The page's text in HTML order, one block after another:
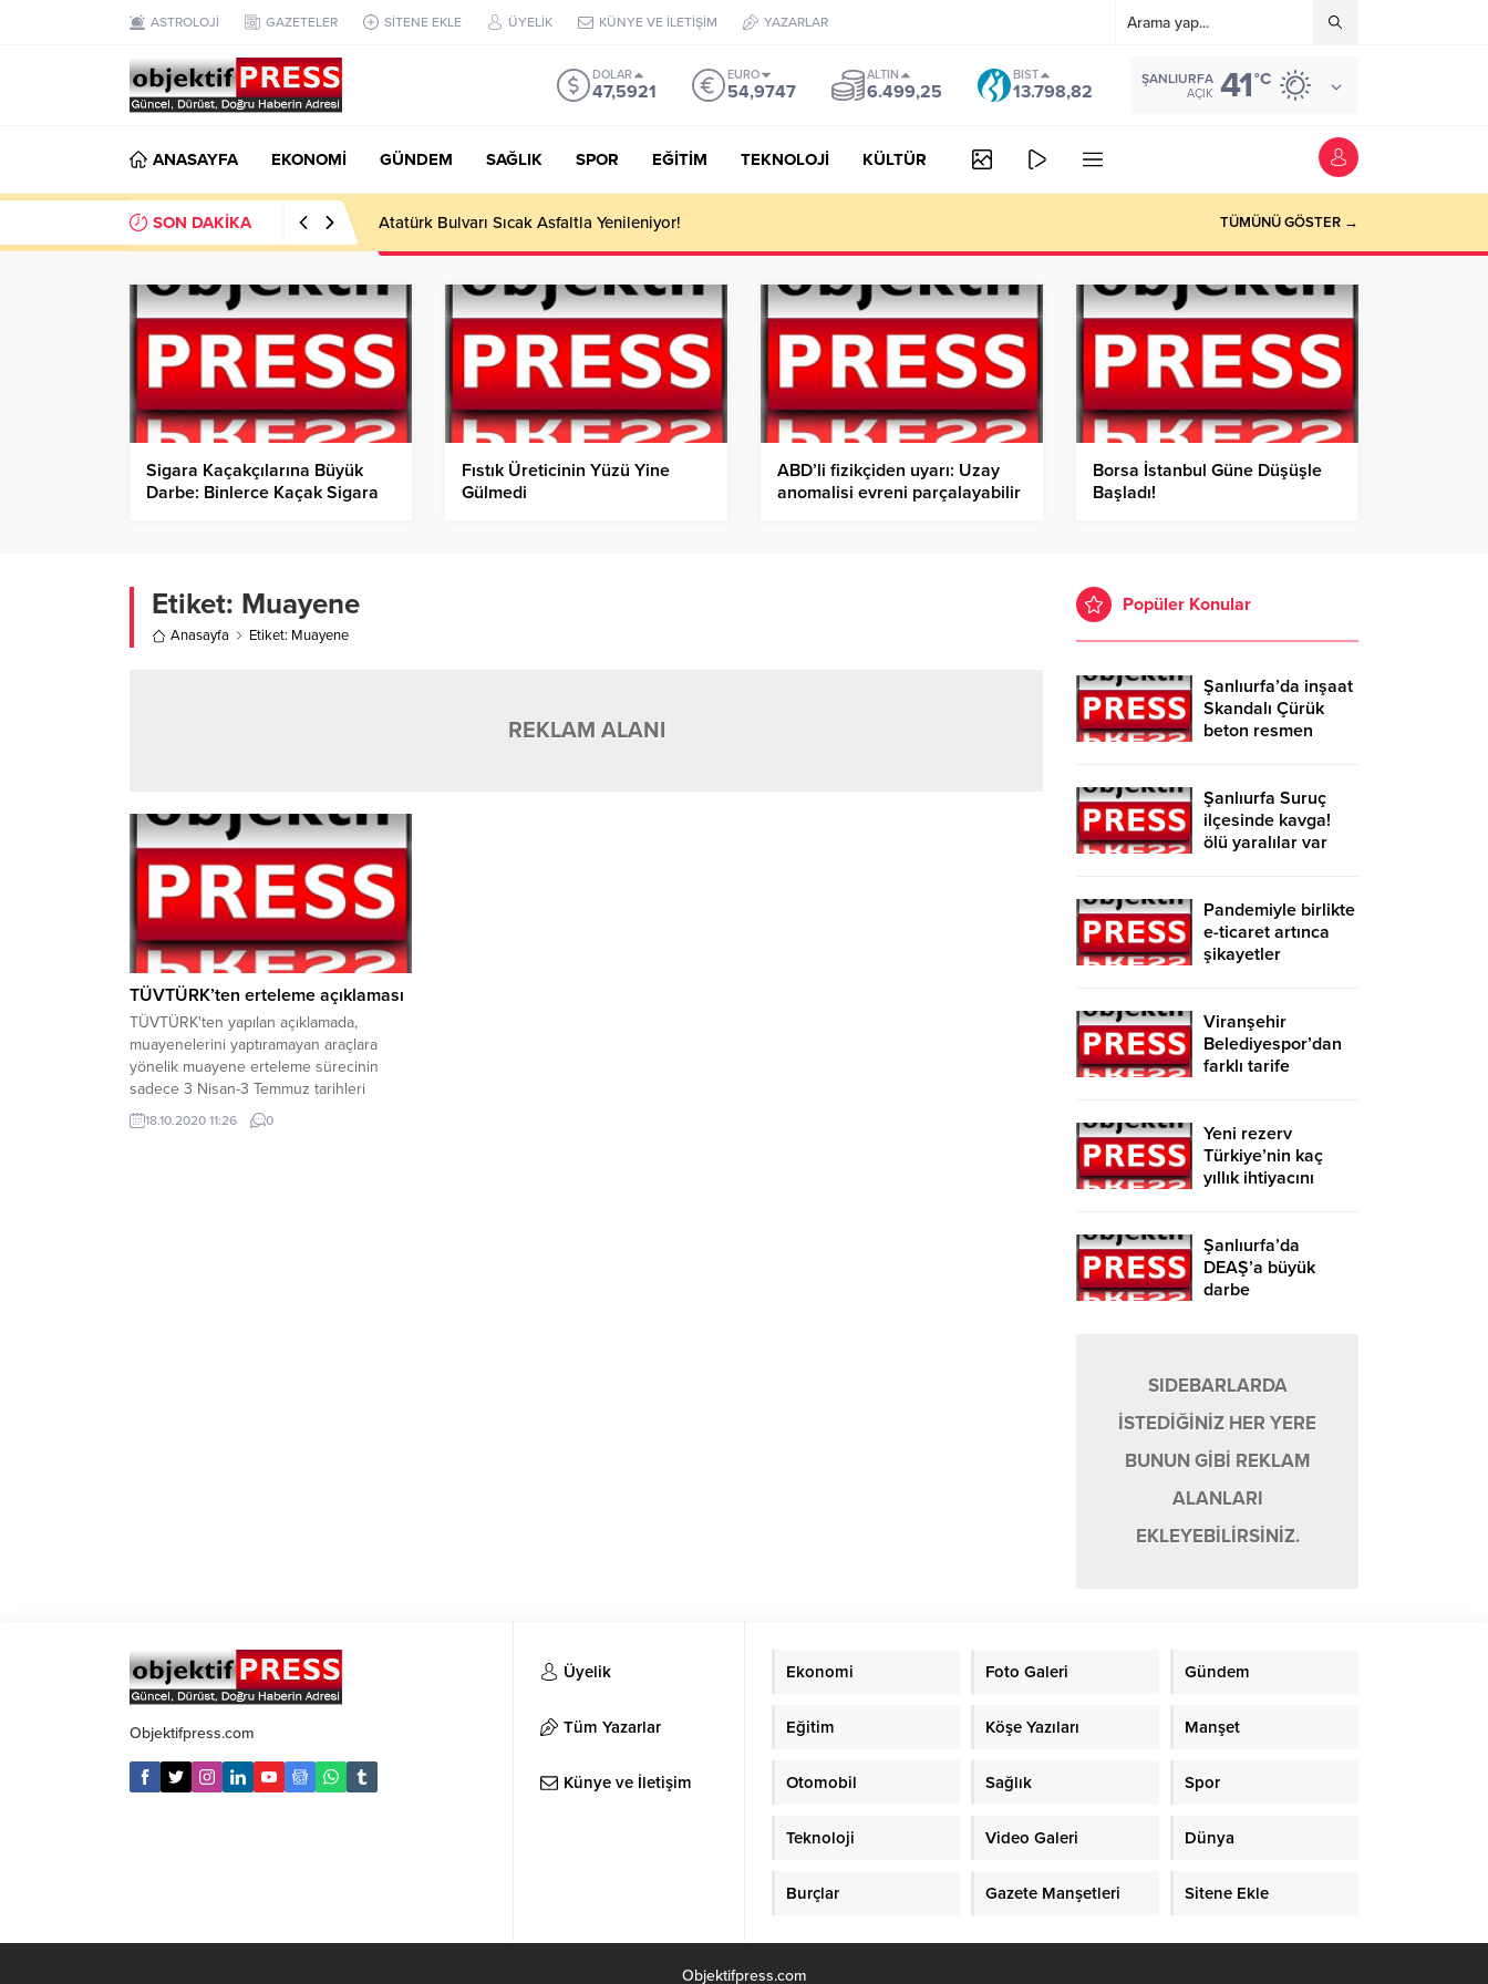
ASTROLOJİ GAZETELER SİTENE EKLE ÜYELİK KÜNYE VE İLETİŞİM YAZARLAR
DOLAR
47,5921
EURO
54,9747
ALTIN
6.499,25
BIST
13.798,82
ŞANLIURFA
AÇIK 41°C
ANASAYFA EKONOMİ GÜNDEM SAĞLIK SPOR EĞİTİM TEKNOLOJİ KÜLTÜR
SON DAKİKA Atatürk Bulvarı Sıcak Asfaltla Yenileniyor! TÜMÜNÜ GÖSTER →
Sigara Kaçakçılarına Büyük
Darbe: Binlerce Kaçak Sigara
Fıstık Üreticinin Yüzü Yine
Gülmedi
ABD’li fizikçiden uyarı: Uzay
anomalisi evreni parçalayabilir
Borsa İstanbul Güne Düşüşle
Başladı!
Etiket: Muayene
Anasayfa Etiket: Muayene
REKLAM ALANI
TÜVTÜRK’ten erteleme açıklaması
TÜVTÜRK'ten yapılan açıklamada,
muayenelerini yaptıramayan araçlara
yönelik muayene erteleme sürecinin
sadece 3 Nisan-3 Temmuz tarihleri
arasındaki araçları kapsadığı belirtildi.
18.10.2020 11:26 0
Popüler Konular
Şanlıurfa’da inşaat
Skandalı Çürük
beton resmen
Şanlıurfa Suruç
ilçesinde kavga!
ölü yaralılar var
Pandemiyle birlikte
e-ticaret artınca
şikayetler
Viranşehir
Belediyespor’dan
farklı tarife
Yeni rezerv
Türkiye’nin kaç
yıllık ihtiyacını
Şanlıurfa’da
DEAŞ’a büyük
darbe
SIDEBARLARDA
İSTEDİĞİNİZ HER YERE
BUNUN GİBİ REKLAM
ALANLARI
EKLEYEBİLİRSİNİZ.
Objektifpress.com
Üyelik
Tüm Yazarlar
Künye ve İletişim
Ekonomi Foto Galeri Gündem
Eğitim Köşe Yazıları Manşet
Otomobil Sağlık Spor
Teknoloji Video Galeri Dünya
Burçlar Gazete Manşetleri Sitene Ekle
Objektifpress.com